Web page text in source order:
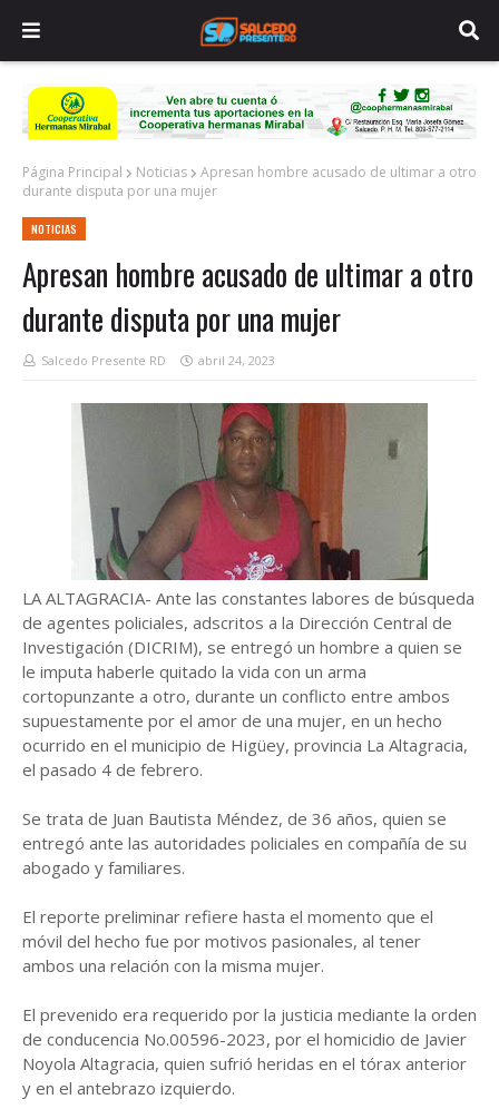
Página Principal Noticias
Apresan hombre acusado de ultimar a otro
durante disputa por una mujer
NOTICIAS
Apresan hombre acusado de ultimar a otro
durante disputa por una mujer
Salcedo Presente RD abril 24, 2023
LA ALTAGRACIA- Ante las constantes labores de búsqueda
de agentes policiales, adscritos a la Dirección Central de
Investigación (DICRIM), se entregó un hombre a quien se
le imputa haberle quitado la vida con un arma
cortopunzante a otro, durante un conflicto entre ambos
supuestamente por el amor de una mujer, en un hecho
ocurrido en el municipio de Higüey, provincia La Altagracia,
el pasado 4 de febrero.
Se trata de Juan Bautista Méndez, de 36 años, quien se
entregó ante las autoridades policiales en compañía de su
abogado y familiares.
El reporte preliminar refiere hasta el momento que el
móvil del hecho fue por motivos pasionales, al tener
ambos una relación con la misma mujer.
El prevenido era requerido por la justicia mediante la orden
de conducencia No.00596-2023, por el homicidio de Javier
Noyola Altagracia, quien sufrió heridas en el tórax anterior
y en el antebrazo izquierdo.